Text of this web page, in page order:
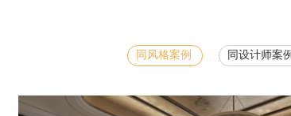
同风格案例 同设计师案